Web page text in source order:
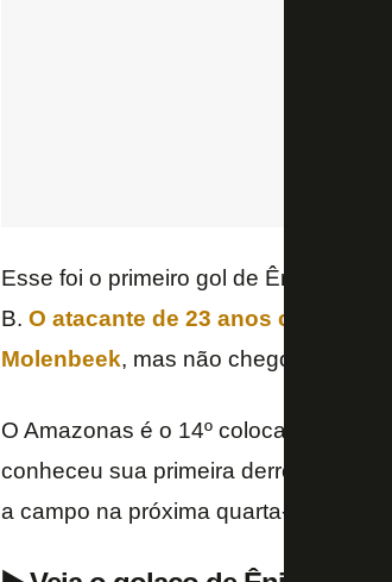
Esse foi o primeiro gol de Ênio pelo
B. O atacante de 23 anos chegou
Molenbeek, mas não chegou a atuar
O Amazonas é o 14º colocado na
conheceu sua primeira derrota e
a campo na próxima quarta-feira para